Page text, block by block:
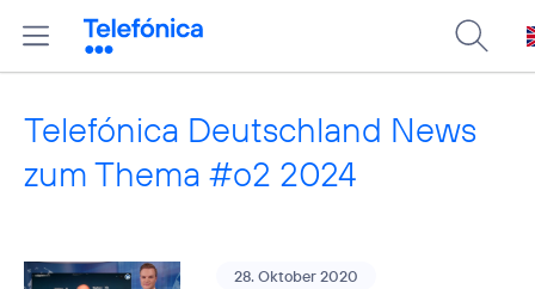
Telefónica Deutschland News
zum Thema #o2 2024
28. Oktober 2020